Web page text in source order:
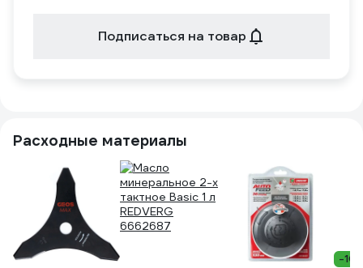
Подписаться на товар
Расходные материалы
-